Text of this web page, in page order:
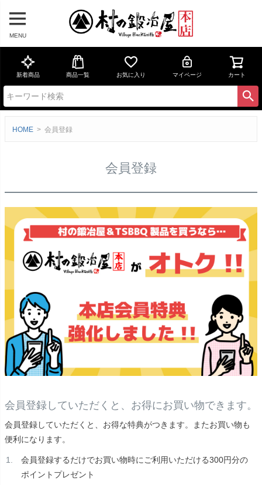
MENU
新着商品 商品一覧 お気に入り マイページ カート
HOME 会員登録
会員登録
会員登録していただくと、お得にお買い物できます。
会員登録していただくと、お得な特典がつきます。またお買い物も
便利になります。
会員登録するだけでお買い物時にご利用いただける300円分の
ポイントプレゼント